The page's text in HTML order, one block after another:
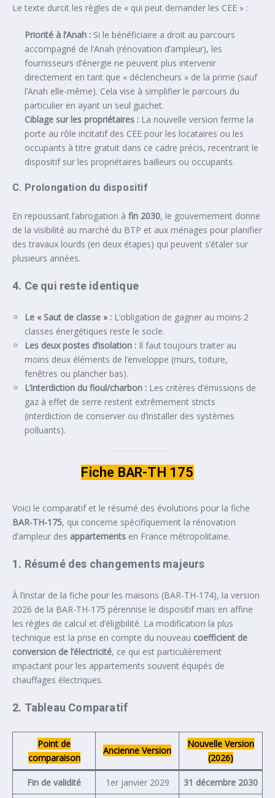
Le texte durcit les règles de « qui peut demander les CEE » :
Priorité à l’Anah : Si le bénéficiaire a droit au parcours
accompagné de l’Anah (rénovation d’ampleur), les
fournisseurs d’énergie ne peuvent plus intervenir
directement en tant que « déclencheurs » de la prime (sauf
l’Anah elle-même). Cela vise à simplifier le parcours du
particulier en ayant un seul guichet.
Ciblage sur les propriétaires : La nouvelle version ferme la
porte au rôle incitatif des CEE pour les locataires ou les
occupants à titre gratuit dans ce cadre précis, recentrant le
dispositif sur les propriétaires bailleurs ou occupants.
C. Prolongation du dispositif
En repoussant l’abrogation à fin 2030, le gouvernement donne
de la visibilité au marché du BTP et aux ménages pour planifier
des travaux lourds (en deux étapes) qui peuvent s’étaler sur
plusieurs années.
4. Ce qui reste identique
Le « Saut de classe » : L’obligation de gagner au moins 2
classes énergétiques reste le socle.
Les deux postes d’isolation : Il faut toujours traiter au
moins deux éléments de l’enveloppe (murs, toiture,
fenêtres ou plancher bas).
L’interdiction du fioul/charbon : Les critères d’émissions de
gaz à effet de serre restent extrêmement stricts
(interdiction de conserver ou d’installer des systèmes
polluants).
Fiche BAR-TH 175
Voici le comparatif et le résumé des évolutions pour la fiche
BAR-TH-175, qui concerne spécifiquement la rénovation
d’ampleur des appartements en France métropolitaine.
1. Résumé des changements majeurs
À l’instar de la fiche pour les maisons (BAR-TH-174), la version
2026 de la BAR-TH-175 pérennise le dispositif mais en affine
les règles de calcul et d’éligibilité. La modification la plus
technique est la prise en compte du nouveau coefficient de
conversion de l’électricité, ce qui est particulièrement
impactant pour les appartements souvent équipés de
chauffages électriques.
2. Tableau Comparatif
Point de
comparaison
Ancienne Version
Nouvelle Version
(2026)
Fin de validité 1er janvier 2029 31 décembre 2030